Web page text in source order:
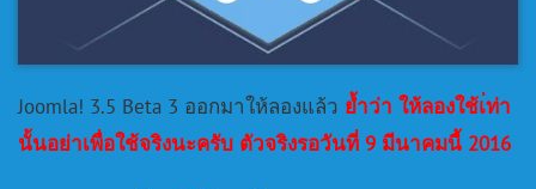
Joomla! 3.5 Beta 3 ออกมาให้ลองแล้ว ย้ำว่า ให้ลองใช้เ่ท่า
นั้นอย่าเพื่อใช้จริงนะครับ ตัวจริงรอวันที่ 9 มีนาคมนี้ 2016